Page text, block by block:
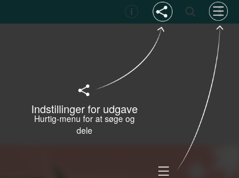
Indstillinger for udgave
Hurtig-menu for at søge og
dele